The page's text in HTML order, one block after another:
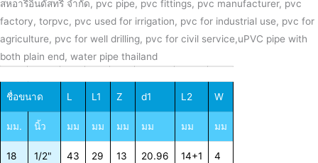
ชื่อขนาด L L1 Z d1 L2 W
มม. นิ้ว มม มม มม มม มม มม
18 1/2" 43 29 13 20.96 14+1 4